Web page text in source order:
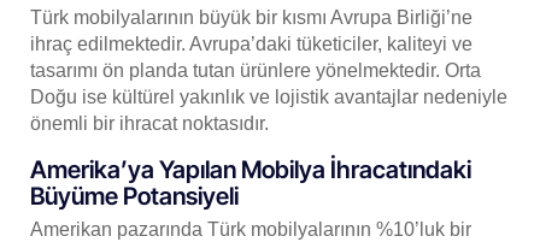
Türk mobilyalarının büyük bir kısmı Avrupa Birliği’ne
ihraç edilmektedir. Avrupa’daki tüketiciler, kaliteyi ve
tasarımı ön planda tutan ürünlere yönelmektedir. Orta
Doğu ise kültürel yakınlık ve lojistik avantajlar nedeniyle
önemli bir ihracat noktasıdır.
Amerika’ya Yapılan Mobilya İhracatındaki
Büyüme Potansiyeli
Amerikan pazarında Türk mobilyalarının %10’luk bir